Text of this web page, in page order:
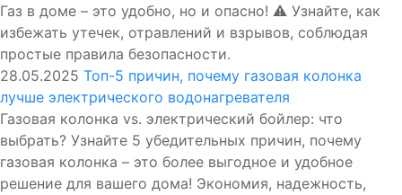
Газ в доме – это удобно, но и опасно! ⚠️ Узнайте, как
избежать утечек, отравлений и взрывов, соблюдая
простые правила безопасности.
28.05.2025 Топ-5 причин, почему газовая колонка
лучше электрического водонагревателя
Газовая колонка vs. электрический бойлер: что
выбрать? Узнайте 5 убедительных причин, почему
газовая колонка – это более выгодное и удобное
решение для вашего дома! Экономия, надежность,